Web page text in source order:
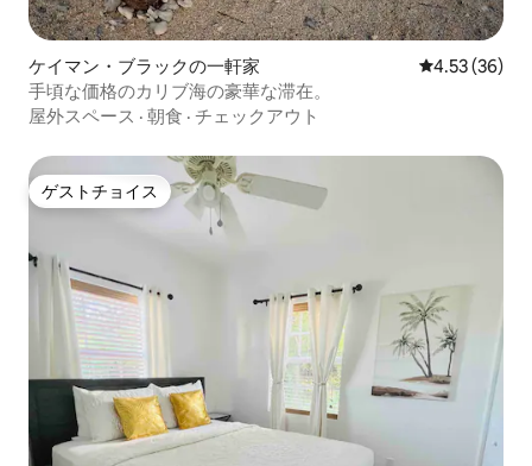
ケイマン・ブラックの一軒家 レビュー36
4.53 (36)
手頃な価格のカリブ海の豪華な滞在。
屋外スペース · 朝食 · チェックアウト
ゲストチョイス
ゲストチョイス